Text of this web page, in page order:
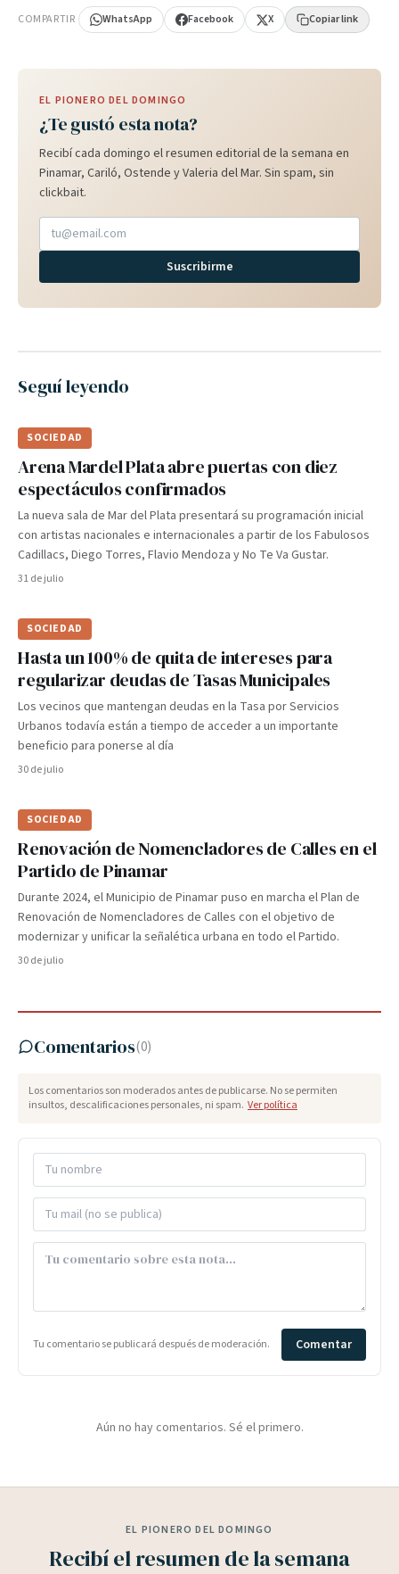
COMPARTIR WhatsApp Facebook X Copiar link
EL PIONERO DEL DOMINGO
¿Te gustó esta nota?
Recibí cada domingo el resumen editorial de la semana en
Pinamar, Cariló, Ostende y Valeria del Mar. Sin spam, sin
clickbait.
Suscribirme
Seguí leyendo
SOCIEDAD
Arena Mardel Plata abre puertas con diez
espectáculos confirmados
La nueva sala de Mar del Plata presentará su programación inicial
con artistas nacionales e internacionales a partir de los Fabulosos
Cadillacs, Diego Torres, Flavio Mendoza y No Te Va Gustar.
31 de julio
SOCIEDAD
Hasta un 100% de quita de intereses para
regularizar deudas de Tasas Municipales
Los vecinos que mantengan deudas en la Tasa por Servicios
Urbanos todavía están a tiempo de acceder a un importante
beneficio para ponerse al día
30 de julio
SOCIEDAD
Renovación de Nomencladores de Calles en el
Partido de Pinamar
Durante 2024, el Municipio de Pinamar puso en marcha el Plan de
Renovación de Nomencladores de Calles con el objetivo de
modernizar y unificar la señalética urbana en todo el Partido.
30 de julio
Comentarios(0)
Los comentarios son moderados antes de publicarse. No se permiten
insultos, descalificaciones personales, ni spam. Ver política
Tu comentario se publicará después de moderación. Comentar
Aún no hay comentarios. Sé el primero.
EL PIONERO DEL DOMINGO
Recibí el resumen de la semana